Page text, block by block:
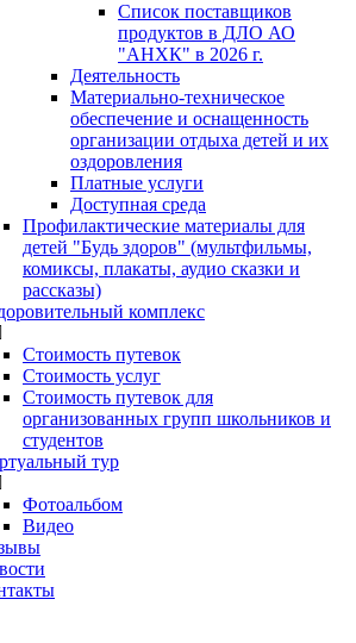
Список поставщиков
продуктов в ДЛО АО
"АНХК" в 2026 г.
Деятельность
Материально-техническое
обеспечение и оснащенность
организации отдыха детей и их
оздоровления
Платные услуги
Доступная среда
Профилактические материалы для
детей "Будь здоров" (мультфильмы,
комиксы, плакаты, аудио сказки и
рассказы)
комплекс
Стоимость путевок
Стоимость услуг
Стоимость путевок для
организованных групп школьников и
студентов
тур
Фотоальбом
Видео